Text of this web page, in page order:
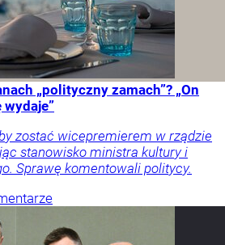
„polityczny zamach”? „On
wydaje”
zostać wicepremierem w rządzie
stanowisko ministra kultury i
Sprawę komentowali politycy.